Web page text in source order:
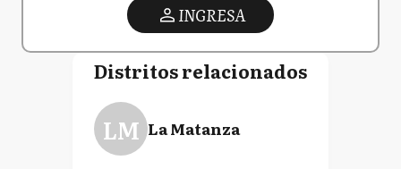
INGRESA
Distritos relacionados
LM La Matanza